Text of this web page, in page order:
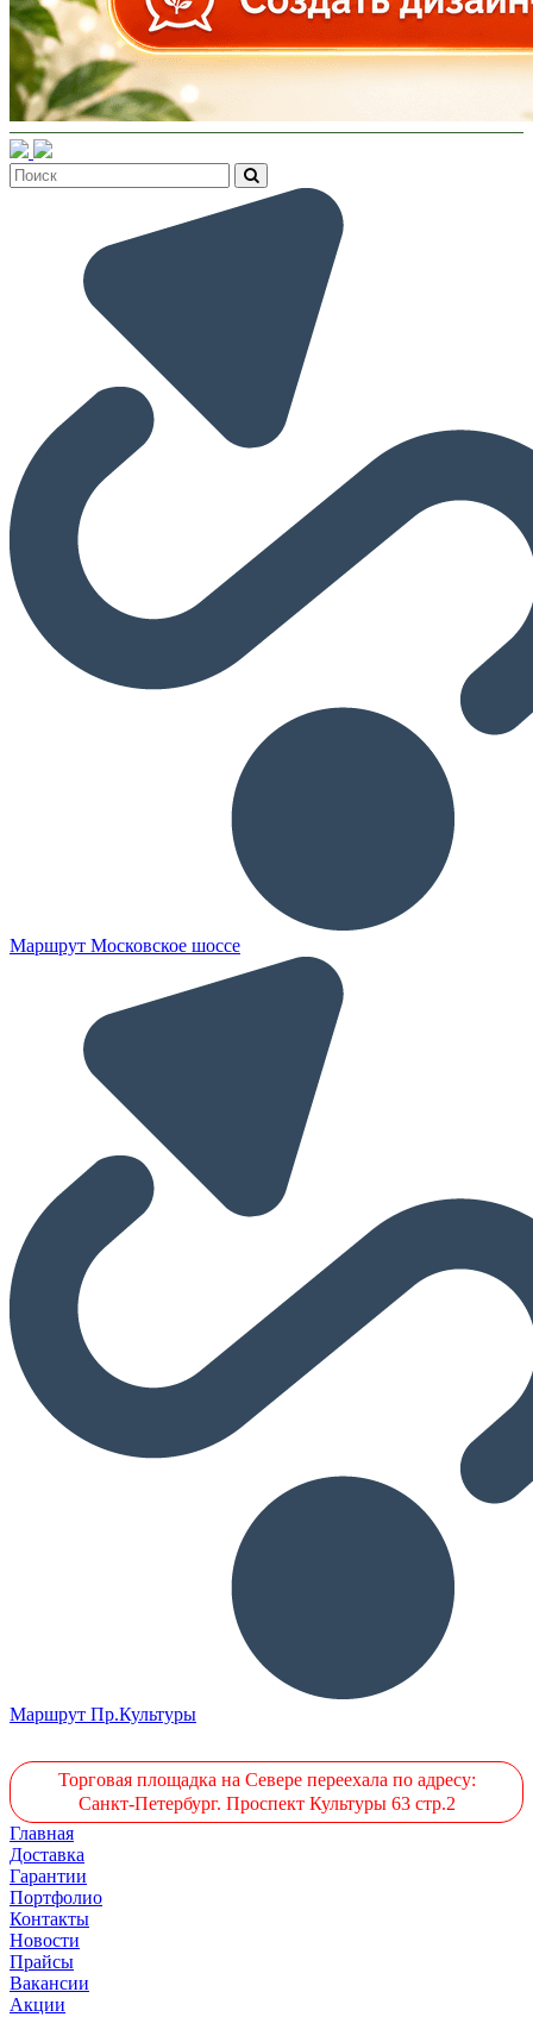
Маршрут Московское шоссе
Маршрут Пр.Культуры
Торговая площадка на Севере переехала по адресу:
Санкт-Петербург. Проспект Культуры 63 стр.2
Главная
Доставка
Гарантии
Портфолио
Контакты
Новости
Прайсы
Вакансии
Акции